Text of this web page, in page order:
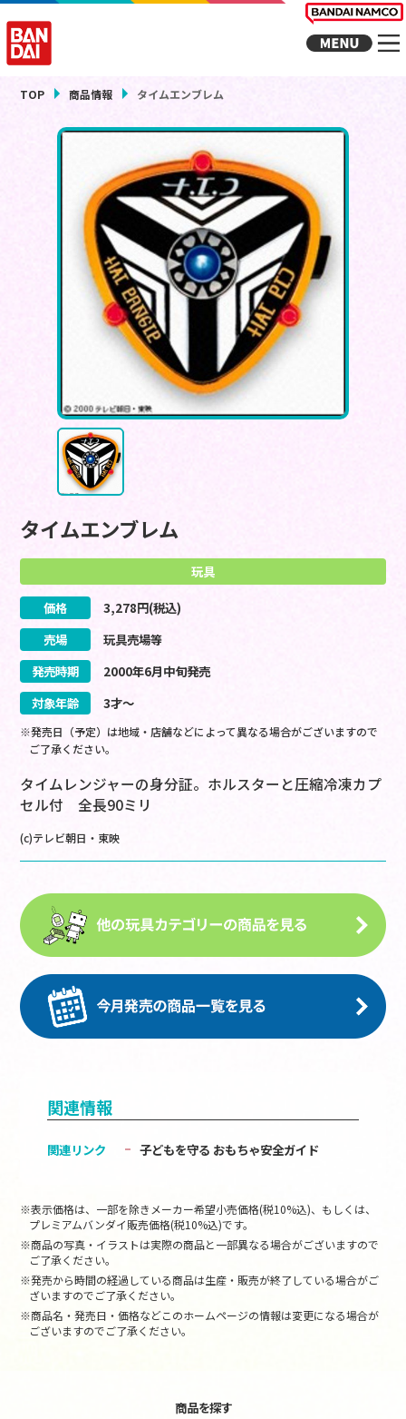
TOP 商品情報 タイムエンブレム
タイムエンブレム
玩具
価格 3,278円(税込)
売場
玩具売場等
発売時期
2000年6月中旬発売
対象年齢
3才～
※発売日（予定）は地域・店舗などによって異なる場合がございますので
ご了承ください。
タイムレンジャーの身分証。ホルスターと圧縮冷凍カプ
セル付 全長90ミリ
(c)テレビ朝日・東映
関連情報
関連リンク 子どもを守る おもちゃ安全ガイド
※表示価格は、一部を除きメーカー希望小売価格(税10%込)、もしくは、
プレミアムバンダイ販売価格(税10%込)です。
※商品の写真・イラストは実際の商品と一部異なる場合がございますので
ご了承ください。
※発売から時間の経過している商品は生産・販売が終了している場合がご
ざいますのでご了承ください。
※商品名・発売日・価格などこのホームページの情報は変更になる場合が
ございますのでご了承ください。
商品を探す